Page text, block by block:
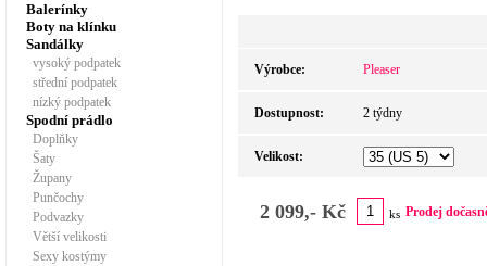
Balerínky
Boty na klínku
Sandálky
vysoký podpatek
střední podpatek
nízký podpatek
Spodní prádlo
Doplňky
Šaty
Župany
Punčochy
Podvazky
Větší velikosti
Sexy kostýmy
Výrobce: Pleaser
Dostupnost: 2 týdny
Velikost:
2 099,- Kč ks Prodej